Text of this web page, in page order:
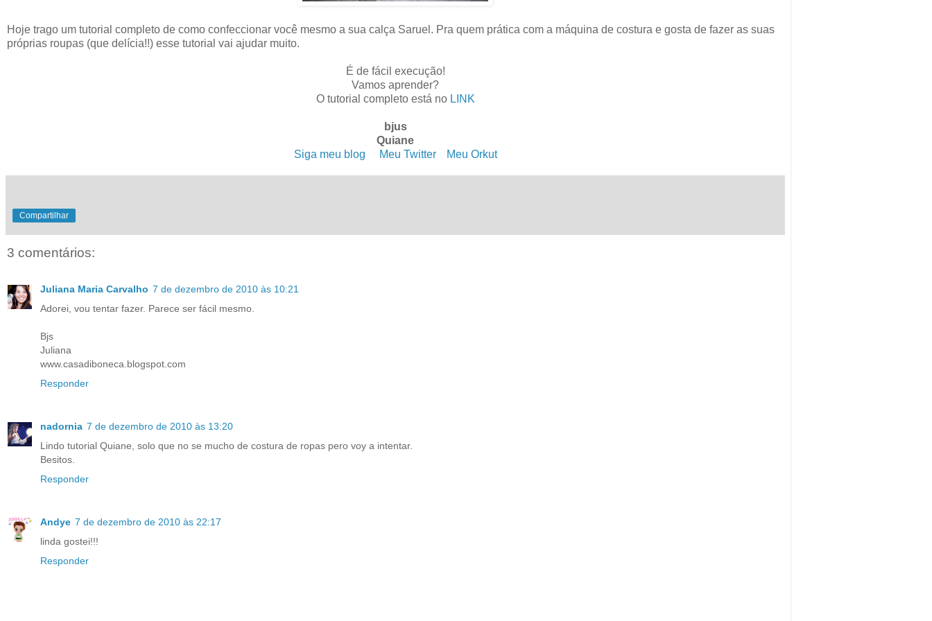
Hoje trago um tutorial completo de como confeccionar você mesmo a sua calça Saruel. Pra quem prática com a máquina de costura e gosta de fazer as suas
próprias roupas (que delícia!!) esse tutorial vai ajudar muito.
É de fácil execução!
Vamos aprender?
O tutorial completo está no LINK
bjus
Quiane
Siga meu blog
Meu Twitter. . Meu Orkut
Compartilhar
3 comentários:
Juliana Maria Carvalho 7 de dezembro de 2010 às 10:21
Adorei, vou tentar fazer. Parece ser fácil mesmo.
Bjs
Juliana
www.casadiboneca.blogspot.com
Responder
nadornia 7 de dezembro de 2010 às 13:20
Lindo tutorial Quiane, solo que no se mucho de costura de ropas pero voy a intentar.
Besitos.
Responder
Andye 7 de dezembro de 2010 às 22:17
linda gostei!!!
Responder